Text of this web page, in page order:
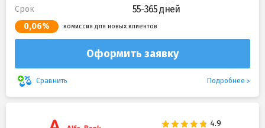
Срок 55-365 дней
0,06% комиссия для новых клиентов
Оформить заявку
Сравнить Подробнее